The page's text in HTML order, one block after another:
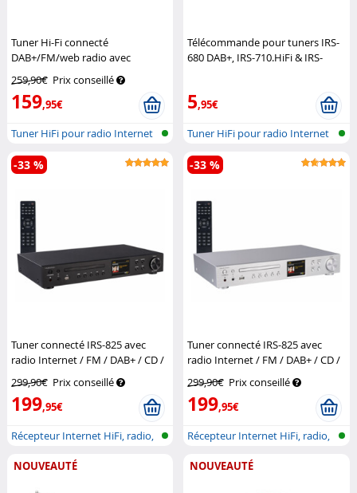
Tuner Hi-Fi connecté
DAB+/FM/web radio avec
fonction streaming IRS-711.HiFi
VR-Radio
259,90€ Prix conseillé
159,95€
Tuner HiFi pour radio Internet
et D...
Télécommande pour tuners IRS-
680 DAB+, IRS-710.HiFi & IRS-
5,95€
Tuner HiFi pour radio Internet
et D...
Tuner connecté IRS-825 avec
radio Internet / FM / DAB+ / CD /
fonction bluetooth - coloris noir
VR-Radio
299,90€ Prix conseillé
199,95€
-33 %
Récepteur Internet HiFi, radio,
Tuner connecté IRS-825 avec
radio Internet / FM / DAB+ / CD /
fonction bluetooth - coloris
argenté VR-Radio
299,90€ Prix conseillé
199,95€
-33 %
Récepteur Internet HiFi, radio,
NOUVEAUTÉ NOUVEAUTÉ